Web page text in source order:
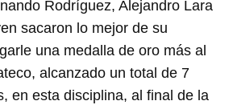
Rodríguez, Alejandro Lara
sacaron lo mejor de su
una medalla de oro más al
alcanzado un total de 7
en esta disciplina, al final de la